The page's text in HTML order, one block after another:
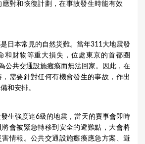
對和恢復計劃，在事故發生時能有效
日本常見的自然災難。當年311大地震發
和財物等重大損失，位處東京的首都圈
公共交通設施癱瘓而無法回家。因此，在
需要針對任何有機會發生的事故，作出
和安排。
生強度達6級的地震，當天的賽事會即時
會被緊急轉移到安全的避難點，大會將
情報。公共交通設施癱瘓應急方案、避